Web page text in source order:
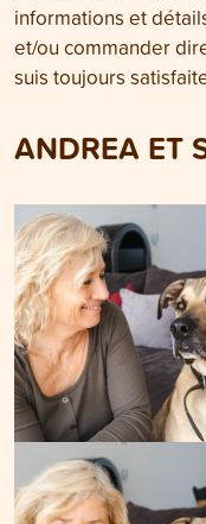
informations et
et/ou commander
suis toujours
ANDREA ET